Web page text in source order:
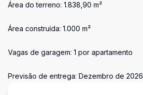
Área do terreno: 1.838,90 m²
Área construída: 1.000 m²
Vagas de garagem: 1 por apartamento
Previsão de entrega: Dezembro de 2026